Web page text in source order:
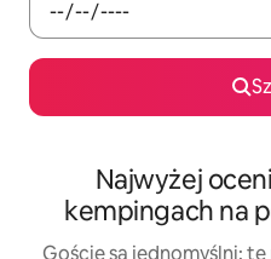
Najwyżej
kempingach na
Goście są jednomyślni: